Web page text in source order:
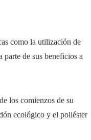
como la utilización de
de sus beneficios a
los comienzos de su
ecológico y el poliéster